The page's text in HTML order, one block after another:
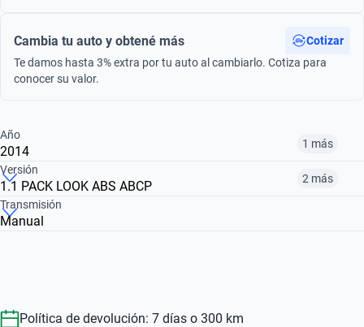
Cambia tu auto y obtené más
Cotizar
Te damos hasta 3% extra por tu auto al cambiarlo. Cotiza para
conocer su valor.
Año
2014 1 más
2010
$ 7.520.000
2014
Versión
1.1 PACK LOOK ABS ABCP 2 más
PACK PLUS
Transmisión
Manual
Política de devolución: 7 días o 300 km